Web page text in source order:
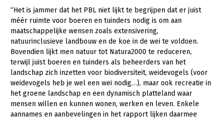
Biologische Landbouw
Geitenhouderij
Kalverhouderij
Konijnenhouderij
Melkveehouderij
Paardenhouderij
Pluimveehouderij
“Het is jammer dat het PBL niet lijkt te begrijpen dat er juist
méér ruimte voor boeren en tuinders nodig is om aan
maatschappelijke wensen zoals extensivering,
natuurinclusieve landbouw en de koe in de wei te voldoen.
Bovendien lijkt men natuur tot Natura2000 te reduceren,
terwijl juist boeren en tuinders als beheerders van het
landschap zich inzetten voor biodiversiteit, weidevogels (voor
weidevogels heb je wel een wei nodig…), maar ook recreatie in
het groene landschap en een dynamisch platteland waar
mensen willen en kunnen wonen, werken en leven. Enkele
aannames en aanbevelingen in het rapport lijken daarmee